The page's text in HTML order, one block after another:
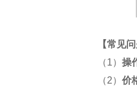
【常见
（1） 操
（2） 价